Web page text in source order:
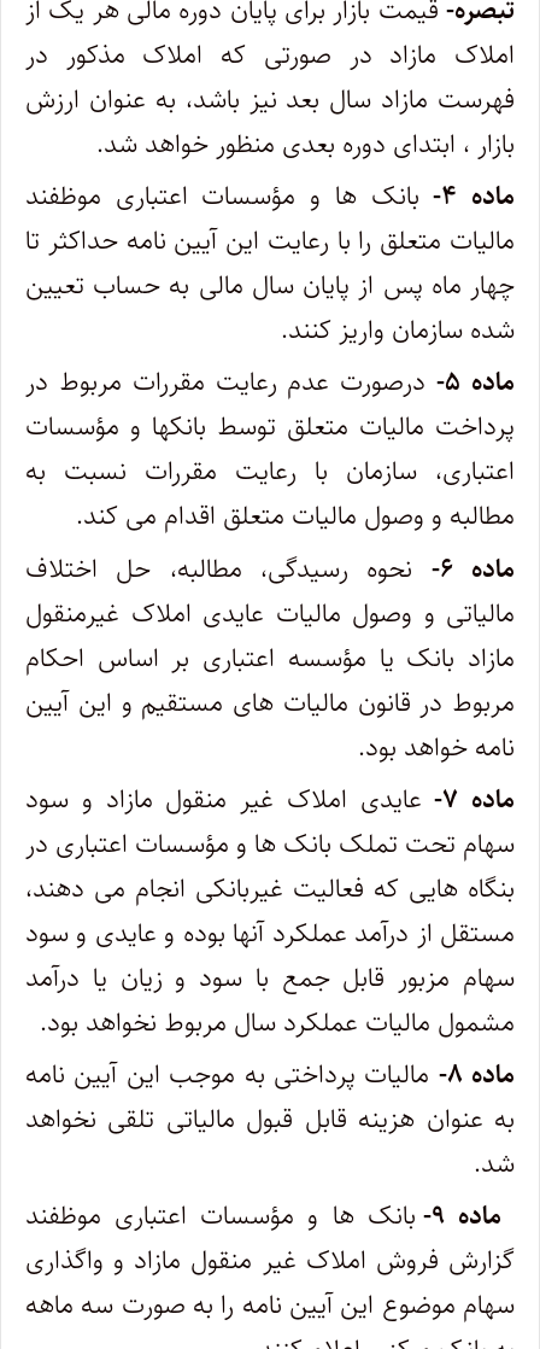
تبصره- قیمت بازار برای پایان دوره مالی هر یک از
املاک مازاد در صورتی که املاک مذکور در
فهرست مازاد سال بعد نیز باشد، به عنوان ارزش
بازار ، ابتدای دوره بعدی منظور خواهد شد.
ماده ۴-
بانک ها و مؤسسات اعتباری موظفند
مالیات متعلق را با رعایت این آیین نامه حداکثر تا
چهار ماه پس از پایان سال مالی به حساب تعیین
شده سازمان واریز کنند.
ماده ۵-
درصورت عدم رعایت مقررات مربوط در
پرداخت مالیات متعلق توسط بانکها و مؤسسات
اعتباری، سازمان با رعایت مقررات نسبت به
مطالبه و وصول مالیات متعلق اقدام می کند.
ماده ۶-
نحوه رسیدگی، مطالبه، حل اختلاف
مالیاتی و وصول مالیات عایدی املاک غیرمنقول
مازاد بانک یا مؤسسه اعتباری بر اساس احکام
مربوط در قانون مالیات های مستقیم و این آیین
نامه خواهد بود.
ماده ۷-
عایدی املاک غیر منقول مازاد و سود
سهام تحت تملک بانک ها و مؤسسات اعتباری در
بنگاه هایی که فعالیت غیربانکی انجام می دهند،
مستقل از درآمد عملکرد آنها بوده و عایدی و سود
سهام مزبور قابل جمع با سود و زیان یا درآمد
مشمول مالیات عملکرد سال مربوط نخواهد بود.
ماده ۸-
مالیات پرداختی به موجب این آیین نامه
به عنوان هزینه قابل قبول مالیاتی تلقی نخواهد
شد.
ماده ۹-
بانک ها و مؤسسات اعتباری موظفند
گزارش فروش املاک غیر منقول مازاد و واگذاری
سهام موضوع این آیین نامه را به صورت سه ماهه